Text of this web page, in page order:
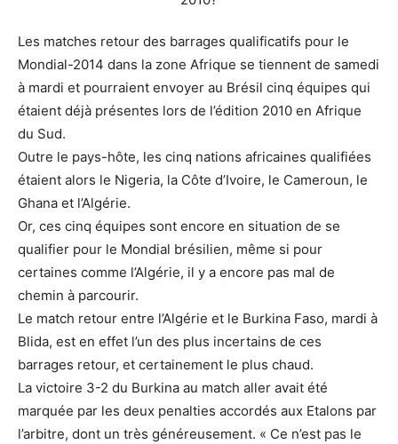
Les matches retour des barrages qualificatifs pour le
Mondial-2014 dans la zone Afrique se tiennent de samedi
à mardi et pourraient envoyer au Brésil cinq équipes qui
étaient déjà présentes lors de l’édition 2010 en Afrique
du Sud.
Outre le pays-hôte, les cinq nations africaines qualifiées
étaient alors le Nigeria, la Côte d’Ivoire, le Cameroun, le
Ghana et l’Algérie.
Or, ces cinq équipes sont encore en situation de se
qualifier pour le Mondial brésilien, même si pour
certaines comme l’Algérie, il y a encore pas mal de
chemin à parcourir.
Le match retour entre l’Algérie et le Burkina Faso, mardi à
Blida, est en effet l’un des plus incertains de ces
barrages retour, et certainement le plus chaud.
La victoire 3-2 du Burkina au match aller avait été
marquée par les deux penalties accordés aux Etalons par
l’arbitre, dont un très généreusement. « Ce n’est pas le